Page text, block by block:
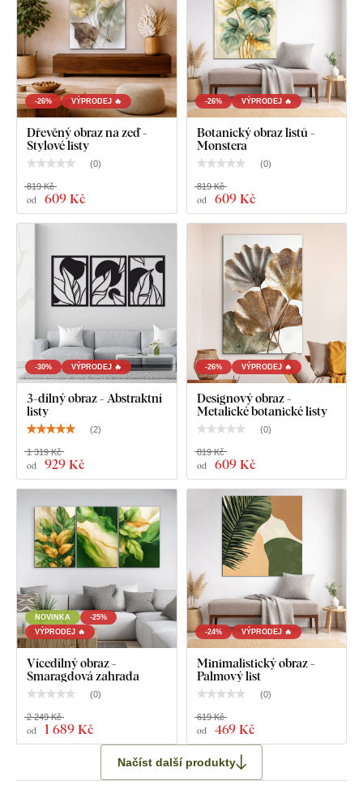
Co najdete v balíku?
Moderní přírodní obraz - Zelené linie
Přehledný návod na montáž
-26% VÝPRODEJ 🔥
Dřevěný obraz na zeď -
Stylové listy
(0)
od 609 Kč
819 Kč
-26% VÝPRODEJ 🔥
Botanický obraz listů -
Monstera
(0)
od 609 Kč
819 Kč
-30% VÝPRODEJ 🔥
3-dílný obraz - Abstraktní
listy
(2)
od 929 Kč
1 319 Kč
-26% VÝPRODEJ 🔥
Designový obraz -
Metalické botanické listy
(0)
od 609 Kč
819 Kč
NOVINKA
-25%
VÝPRODEJ 🔥
Vícedílný obraz -
Smaragdová zahrada
(0)
od 1 689 Kč
2 249 Kč
-24% VÝPRODEJ 🔥
Minimalistický obraz -
Palmový list
(0)
od 469 Kč
619 Kč
Načíst další produkty